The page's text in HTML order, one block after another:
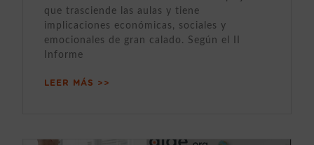
que trasciende las aulas y tiene
implicaciones económicas, sociales y
emocionales de gran calado. Según el II
Informe
LEER MÁS >>